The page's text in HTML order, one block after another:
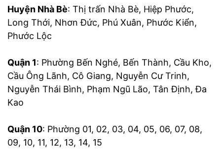
Huyện Nhà Bè: Thị trấn Nhà Bè, Hiệp Phước,
Long Thới, Nhơn Đức, Phú Xuân, Phước Kiển,
Phước Lộc
Quận 1: Phường Bến Nghé, Bến Thành, Cầu Kho,
Cầu Ông Lãnh, Cô Giang, Nguyễn Cư Trinh,
Nguyễn Thái Bình, Phạm Ngũ Lão, Tân Định, Đa
Kao
Quận 10: Phường 01, 02, 03, 04, 05, 06, 07, 08,
09, 10, 11, 12, 13, 14, 15